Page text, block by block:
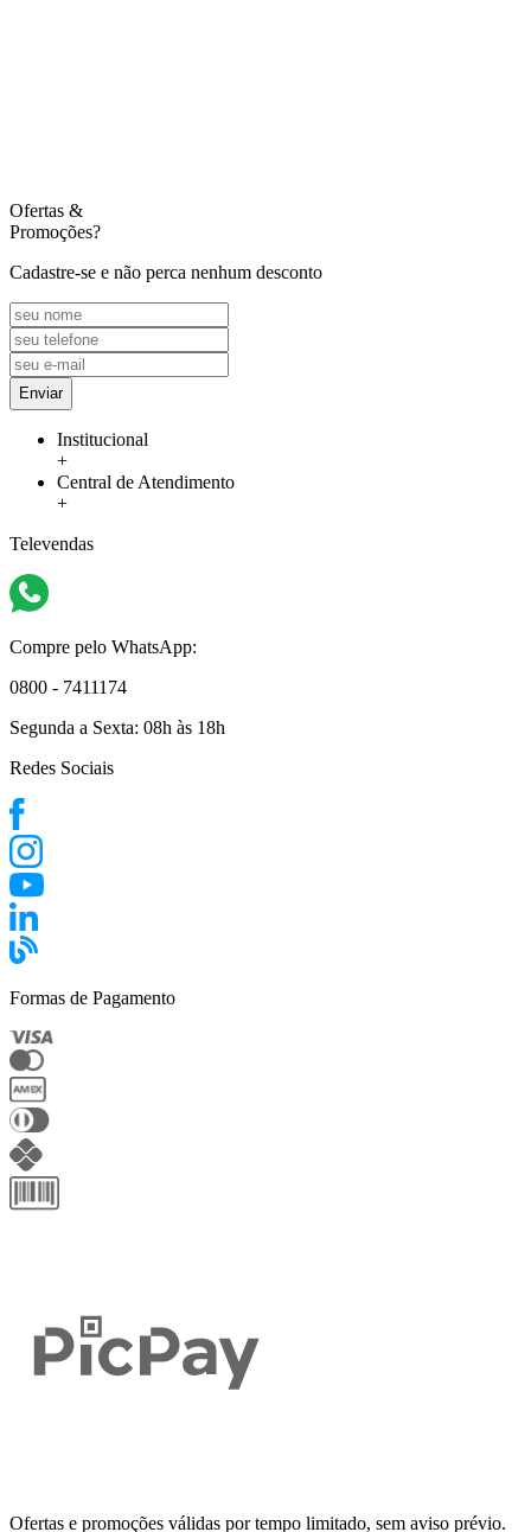
Ofertas &
Promoções?
Cadastre-se e não perca nenhum desconto
Enviar
Institucional
+
Central de Atendimento
+
Televendas
Compre pelo WhatsApp:
0800 - 7411174
Segunda a Sexta: 08h às 18h
Redes Sociais
Formas de Pagamento
Ofertas e promoções válidas por tempo limitado, sem aviso prévio.